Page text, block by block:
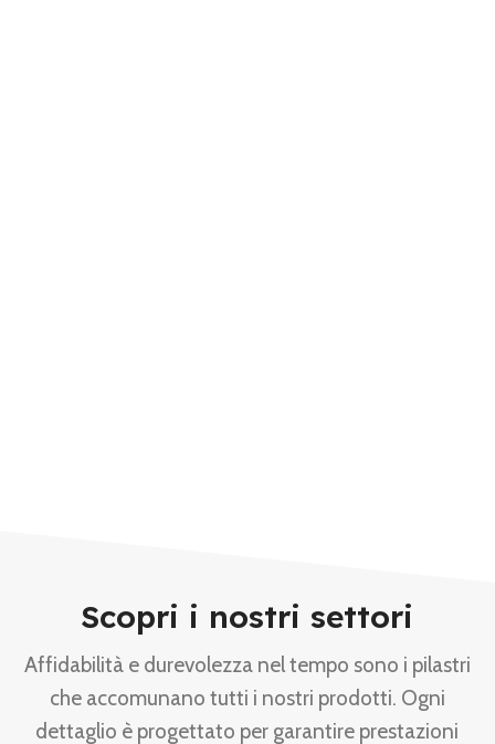
Scopri i nostri settori
Affidabilità e durevolezza nel tempo sono i pilastri
che accomunano tutti i nostri prodotti. Ogni
dettaglio è progettato per garantire prestazioni